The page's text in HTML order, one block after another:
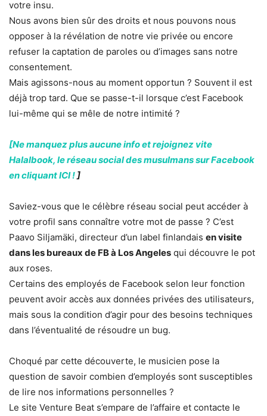
votre insu.
Nous avons bien sûr des droits et nous pouvons nous
opposer à la révélation de notre vie privée ou encore
refuser la captation de paroles ou d’images sans notre
consentement.
Mais agissons-nous au moment opportun ? Souvent il est
déjà trop tard. Que se passe-t-il lorsque c’est Facebook
lui-même qui se mêle de notre intimité ?
[Ne manquez plus aucune info et rejoignez vite
Halalbook, le réseau social des musulmans sur Facebook
en cliquant ICI ! ]
Saviez-vous que le célèbre réseau social peut accéder à
votre profil sans connaître votre mot de passe ? C’est
Paavo Siljamäki, directeur d’un label finlandais en visite
dans les bureaux de FB à Los Angeles qui découvre le pot
aux roses.
Certains des employés de Facebook selon leur fonction
peuvent avoir accès aux données privées des utilisateurs,
mais sous la condition d’agir pour des besoins techniques
dans l’éventualité de résoudre un bug.
Choqué par cette découverte, le musicien pose la
question de savoir combien d’employés sont susceptibles
de lire nos informations personnelles ?
Le site Venture Beat s’empare de l’affaire et contacte le